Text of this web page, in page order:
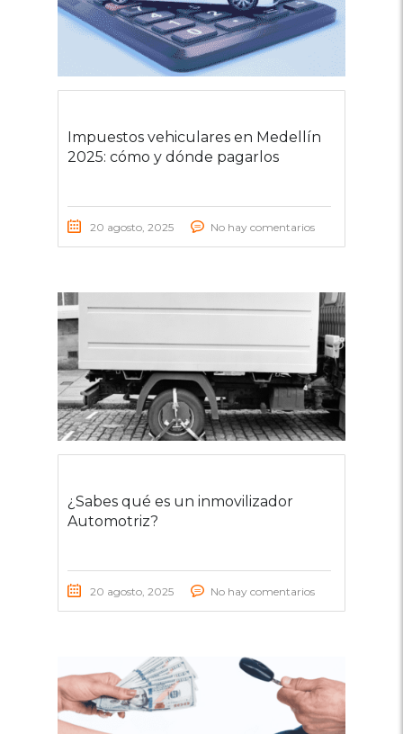
Impuestos vehiculares en Medellín
2025: cómo y dónde pagarlos
20 agosto, 2025 No hay comentarios
¿Sabes qué es un inmovilizador
Automotriz?
20 agosto, 2025 No hay comentarios